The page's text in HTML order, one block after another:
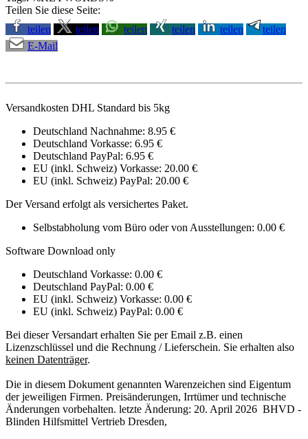
Teilen Sie diese Seite:
teilen
teilen teilen teilen teilen
teilen
E-Mail
Versandkosten DHL Standard bis 5kg
Deutschland Nachnahme: 8.95 €
Deutschland Vorkasse: 6.95 €
Deutschland PayPal: 6.95 €
EU (inkl. Schweiz) Vorkasse: 20.00 €
EU (inkl. Schweiz) PayPal: 20.00 €
Der Versand erfolgt als versichertes Paket.
Selbstabholung vom Büro oder von Ausstellungen: 0.00 €
Software Download only
Deutschland Vorkasse: 0.00 €
Deutschland PayPal: 0.00 €
EU (inkl. Schweiz) Vorkasse: 0.00 €
EU (inkl. Schweiz) PayPal: 0.00 €
Bei dieser Versandart erhalten Sie per Email z.B. einen
Lizenzschlüssel und die Rechnung / Lieferschein. Sie erhalten also
keinen Datenträger.
Die in diesem Dokument genannten Warenzeichen sind Eigentum
der jeweiligen Firmen. Preisänderungen, Irrtümer und technische
Änderungen vorbehalten. letzte Änderung: 20. April 2026 BHVD -
Blinden Hilfsmittel Vertrieb Dresden,